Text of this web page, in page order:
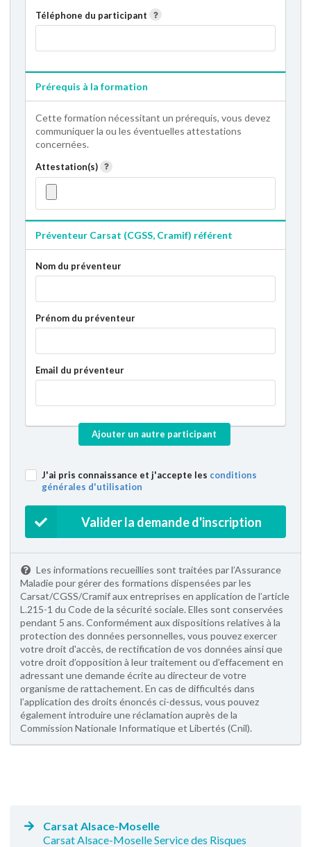
Téléphone du participant
Prérequis à la formation
Cette formation nécessitant un prérequis, vous devez
communiquer la ou les éventuelles attestations
concernées.
Attestation(s)
Préventeur Carsat (CGSS, Cramif) référent
Nom du préventeur
Prénom du préventeur
Email du préventeur
Ajouter un autre participant
J'ai pris connaissance et j'accepte les conditions
générales d'utilisation
Valider la demande d'inscription
Les informations recueillies sont traitées par l’Assurance
Maladie pour gérer des formations dispensées par les
Carsat/CGSS/Cramif aux entreprises en application de l’article
L.215-1 du Code de la sécurité sociale. Elles sont conservées
pendant 5 ans. Conformément aux dispositions relatives à la
protection des données personnelles, vous pouvez exercer
votre droit d'accès, de rectification de vos données ainsi que
votre droit d’opposition à leur traitement ou d’effacement en
adressant une demande écrite au directeur de votre
organisme de rattachement. En cas de difficultés dans
l’application des droits énoncés ci-dessus, vous pouvez
également introduire une réclamation auprès de la
Commission Nationale Informatique et Libertés (Cnil).
Carsat Alsace-Moselle
Carsat Alsace-Moselle Service des Risques